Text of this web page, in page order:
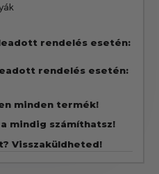
rendelés esetén:
rendelés esetén:
minden termék!
mindig számíthatsz!
Visszaküldheted!